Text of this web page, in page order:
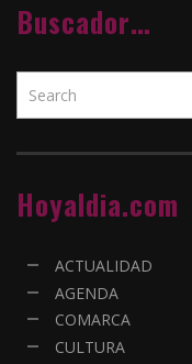
Buscador…
Hoyaldia.com
ACTUALIDAD
AGENDA
COMARCA
CULTURA